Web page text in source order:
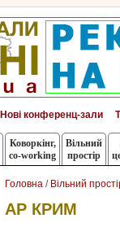
Нові конференц-зали
Коворкінг,
co-working
Вільний
простір
Головна / Вільний
АР КРИМ